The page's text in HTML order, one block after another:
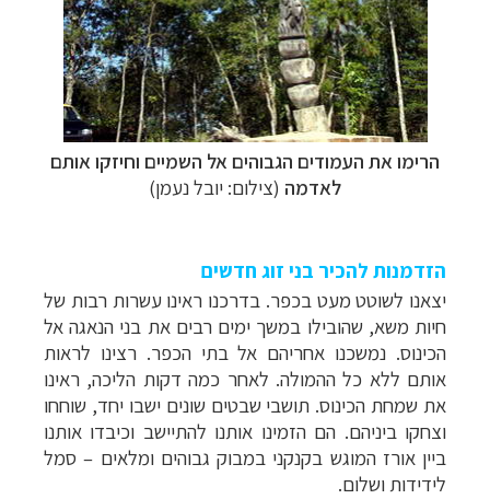
הרימו את העמודים הגבוהים אל השמיים וחיזקו אותם
לאדמה (צילום: יובל נעמן)
הזדמנות להכיר בני זוג חדשים
יצאנו לשוטט מעט בכפר. בדרכנו ראינו עשרות רבות של
חיות משא, שהובילו במשך ימים רבים את בני הנאגה אל
הכינוס. נמשכנו אחריהם אל בתי הכפר. רצינו לראות
אותם ללא כל ההמולה. לאחר כמה דקות הליכה, ראינו
את שמחת הכינוס. תושבי שבטים שונים ישבו יחד, שוחחו
וצחקו ביניהם. הם הזמינו אותנו להתיישב וכיבדו אותנו
ביין אורז המוגש בקנקני במבוק גבוהים ומלאים – סמל
לידידות ושלום.